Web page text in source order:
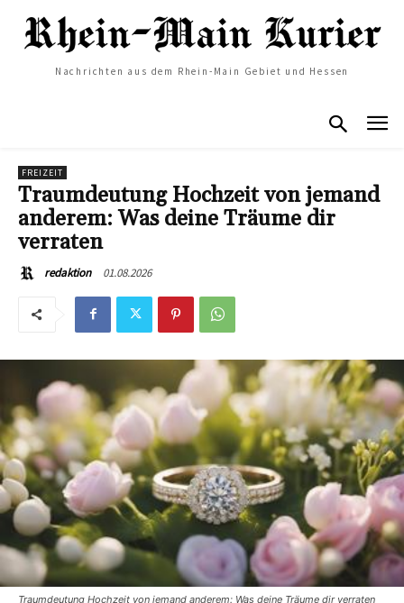
Nachrichten aus dem Rhein-Main Gebiet und Hessen
FREIZEIT
Traumdeutung Hochzeit von jemand
anderem: Was deine Träume dir
verraten
redaktion 01.08.2026
Traumdeutung Hochzeit von jemand anderem: Was deine Träume dir verraten